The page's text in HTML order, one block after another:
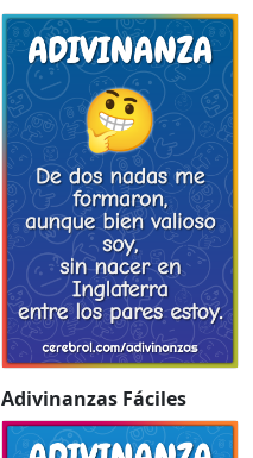
Adivinanzas Fáciles